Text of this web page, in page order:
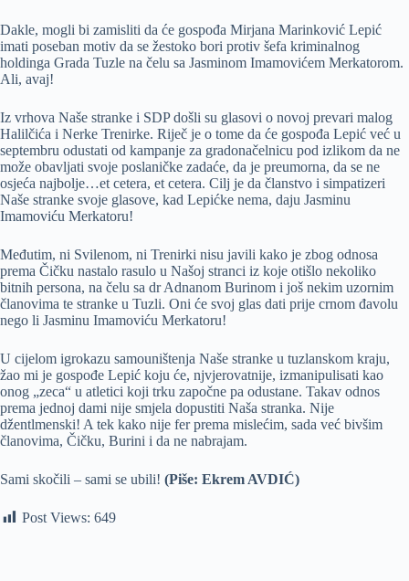
Dakle, mogli bi zamisliti da će gospođa Mirjana Marinković Lepić
imati poseban motiv da se žestoko bori protiv šefa kriminalnog
holdinga Grada Tuzle na čelu sa Jasminom Imamovićem Merkatorom.
Ali, avaj!
Iz vrhova Naše stranke i SDP došli su glasovi o novoj prevari malog
Halilčića i Nerke Trenirke. Riječ je o tome da će gospođa Lepić već u
septembru odustati od kampanje za gradonačelnicu pod izlikom da ne
može obavljati svoje poslaničke zadaće, da je preumorna, da se ne
osjeća najbolje…et cetera, et cetera. Cilj je da članstvo i simpatizeri
Naše stranke svoje glasove, kad Lepićke nema, daju Jasminu
Imamoviću Merkatoru!
Međutim, ni Svilenom, ni Trenirki nisu javili kako je zbog odnosa
prema Čičku nastalo rasulo u Našoj stranci iz koje otišlo nekoliko
bitnih persona, na čelu sa dr Adnanom Burinom i još nekim uzornim
članovima te stranke u Tuzli. Oni će svoj glas dati prije crnom đavolu
nego li Jasminu Imamoviću Merkatoru!
U cijelom igrokazu samouništenja Naše stranke u tuzlanskom kraju,
žao mi je gospođe Lepić koju će, njvjerovatnije, izmanipulisati kao
onog „zeca“ u atletici koji trku započne pa odustane. Takav odnos
prema jednoj dami nije smjela dopustiti Naša stranka. Nije
džentlmenski! A tek kako nije fer prema mislećim, sada već bivšim
članovima, Čičku, Burini i da ne nabrajam.
Sami skočili – sami se ubili! (Piše: Ekrem AVDIĆ)
Post Views: 649